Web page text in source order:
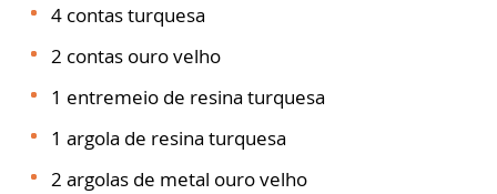
4 contas turquesa
2 contas ouro velho
1 entremeio de resina turquesa
1 argola de resina turquesa
2 argolas de metal ouro velho